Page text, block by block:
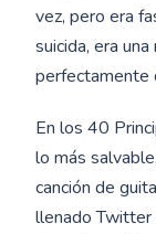
vez, pero era
suicida, era
perfectamente
En los 40
lo más
canción de
llenado